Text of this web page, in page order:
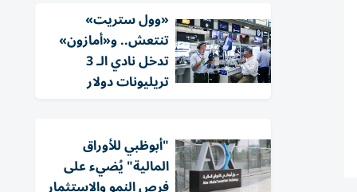
«وول ستريت»
تنتعش.. و«أمازون»
تدخل نادي الـ 3
تريليونات دولار
"أبوظبي للأوراق
المالية" يُضيء على